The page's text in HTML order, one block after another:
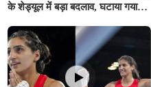
के शेड्यूल में बड़ा बदलाव, घटाया गया
पर आई अच्छी खबर